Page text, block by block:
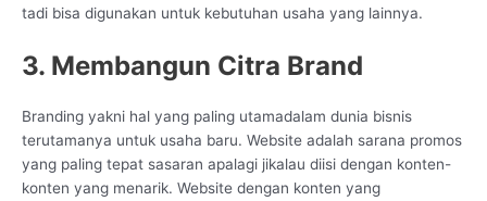
tadi bisa digunakan untuk kebutuhan usaha yang lainnya.
3. Membangun Citra Brand
Branding yakni hal yang paling utamadalam dunia bisnis
terutamanya untuk usaha baru. Website adalah sarana promos
yang paling tepat sasaran apalagi jikalau diisi dengan konten-
konten yang menarik. Website dengan konten yang